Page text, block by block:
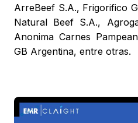
ArreBeef S.A., Frigorifico
Natural Beef S.A.,
Anonima Carnes
GB Argentina, entre otras.